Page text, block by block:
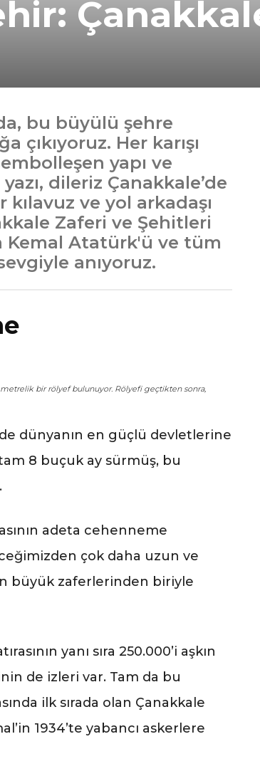
bu büyülü şehre
Her karışı
yapı ve
dileriz Çanakkale’de
ve yol arkadaşı
Zaferi ve Şehitleri
Kemal Atatürk'ü ve tüm
anıyoruz.
bir rölyef bulunuyor. Rölyefi geçtikten sonra,
dünyanın en güçlü devletlerine
8 buçuk ay sürmüş, bu
adeta cehenneme
çok daha uzun ve
büyük zaferlerinden biriyle
yanı sıra 250.000’i aşkın
de izleri var. Tam da bu
ilk sırada olan Çanakkale
1934’te yabancı askerlere